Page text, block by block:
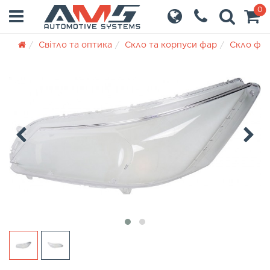
0
Світло та оптика Скло та корпуси фар Скло